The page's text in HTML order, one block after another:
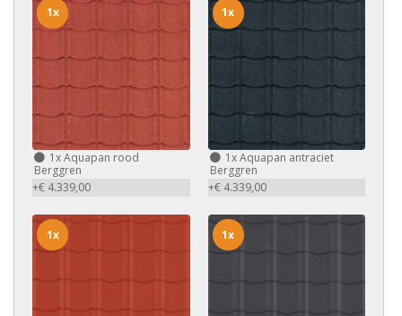
1xAquapan rood
Berggren
+€ 4.339,00
1x
1xAquapan antraciet
Berggren
+€ 4.339,00
1x
1x 1x